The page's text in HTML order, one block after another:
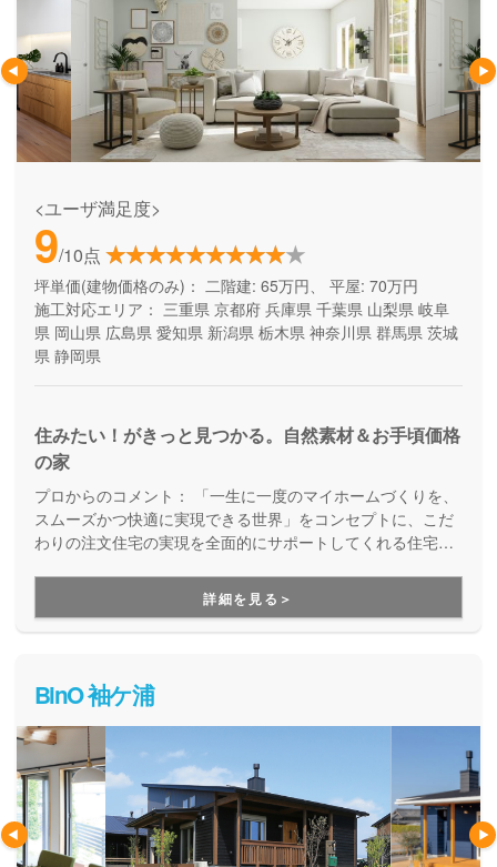
<ユーザ満足度>
9/10点
坪単価(建物価格のみ)： 二階建: 65万円、 平屋: 70万円
施工対応エリア： 三重県 京都府 兵庫県 千葉県 山梨県 岐阜
県 岡山県 広島県 愛知県 新潟県 栃木県 神奈川県 群馬県 茨城
県 静岡県
住みたい！がきっと見つかる。自然素材＆お手頃価格
の家
プロからのコメント：
「一生に一度のマイホームづくりを、
スムーズかつ快適に実現できる世界」をコンセプトに、こだ
わりの注文住宅の実現を全面的にサポートしてくれる住宅メ
耐久の安心快適な住まいづくり、暮らし始めた後のメンテナ
ンスや将来的なリフォームのことまで、まるっとお任せいた
だけます。
詳細を見る＞
BinO 袖ケ浦